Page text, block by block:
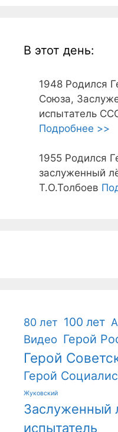
В этот день:
1948 Родился
Союза,
испытатель
Подробнее >>
1955 Родился
заслуженный
Т.О.Толбоев
80 лет 100 лет
Видео Герой
Герой
Герой
Жуковский
Заслуженный
испытатель